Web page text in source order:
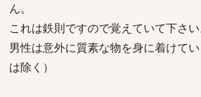
ん。
これは鉄則ですので覚えていて下さい
男性は意外に質素な物を身に着けて
は除く）